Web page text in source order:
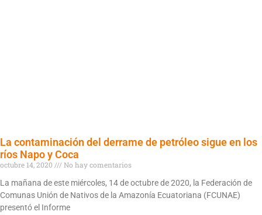
La contaminación del derrame de petróleo sigue en los
ríos Napo y Coca
octubre 14, 2020
No hay comentarios
La mañana de este miércoles, 14 de octubre de 2020, la Federación de
Comunas Unión de Nativos de la Amazonía Ecuatoriana (FCUNAE)
presentó el Informe